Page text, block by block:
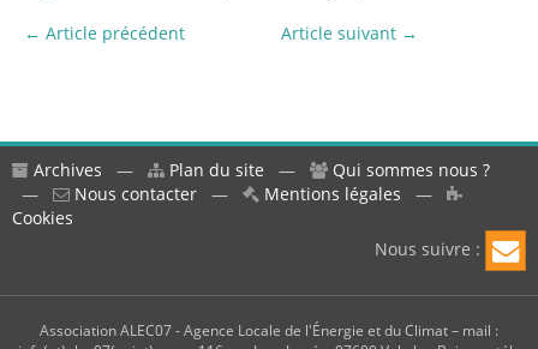
← Article précédent Article suivant →
Archives — Plan du site —
Qui sommes nous ?
—
Nous contacter — Mentions légales —
Cookies
Nous suivre :
Association ALEC07 - Agence Locale de l'Énergie et du Climat – mail :